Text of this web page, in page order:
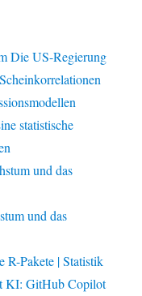
Die US-Regierung
Scheinkorrelationen
statistische
und das
und das
R-Pakete | Statistik
KI: GitHub Copilot